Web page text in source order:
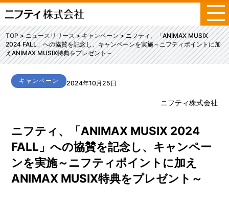
メ
ニ
ュ
ー
TOP ニュースリリース キャンペーン
ニフティ、「ANIMAX MUSIX
2024 FALL」への協賛を記念し、キャンペーンを実施～ニフティポイントに加
えANIMAX MUSIX特典をプレゼント～
キャンペーン 2024年10月25日
ニフティ株式会社
ニフティ、「ANIMAX MUSIX 2024
FALL」への協賛を記念し、キャンペー
ンを実施～ニフティポイントに加え
ANIMAX MUSIX特典をプレゼント～